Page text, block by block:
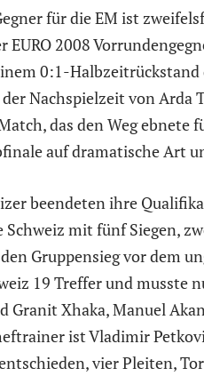
für die EM ist
EURO 2008
0:1-
Nachspielzeit von Arda
das den Weg
auf dramatische Art
beendeten ihre
Schweiz mit fünf Siegen,
Gruppensieg vor dem
19 Treffer und musste
Granit Xhaka, Manuel
ist Vladimir
vier Pleiten,